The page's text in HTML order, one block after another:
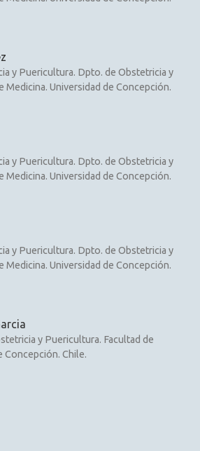
y Puericultura. Dpto. de Obstetricia y
Medicina. Universidad de Concepción.
y Puericultura. Dpto. de Obstetricia y
Medicina. Universidad de Concepción.
y Puericultura. Dpto. de Obstetricia y
Medicina. Universidad de Concepción.
y Puericultura. Facultad de
Concepción. Chile.